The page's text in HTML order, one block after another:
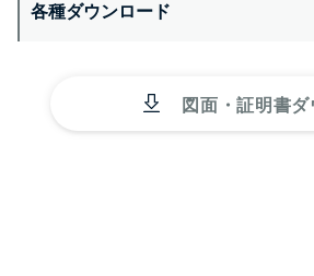
各種ダウンロード
図面・証明書